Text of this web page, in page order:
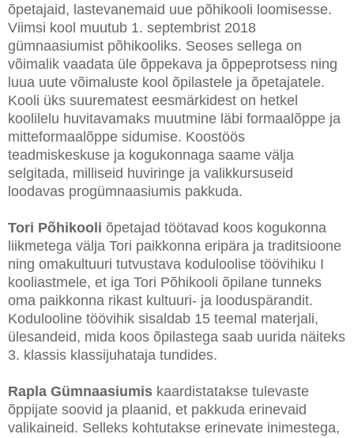
õpetajaid, lastevanemaid uue põhikooli loomisesse.
Viimsi kool muutub 1. septembrist 2018
gümnaasiumist põhikooliks. Seoses sellega on
võimalik vaadata üle õppekava ja õppeprotsess ning
luua uute võimaluste kool õpilastele ja õpetajatele.
Kooli üks suurematest eesmärkidest on hetkel
koolilelu huvitavamaks muutmine läbi formaalõppe ja
mitteformaalõppe sidumise. Koostöös
teadmiskeskuse ja kogukonnaga saame välja
selgitada, milliseid huviringe ja valikkursuseid
loodavas progümnaasiumis pakkuda.
Tori Põhikooli õpetajad töötavad koos kogukonna
liikmetega välja Tori paikkonna eripära ja traditsioone
ning omakultuuri tutvustava koduloolise töövihiku I
kooliastmele, et iga Tori Põhikooli õpilane tunneks
oma paikkonna rikast kultuuri- ja looduspärandit.
Kodulooline töövihik sisaldab 15 teemal materjali,
ülesandeid, mida koos õpilastega saab uurida näiteks
3. klassis klassijuhataja tundides.
Rapla Gümnaasiumis kaardistatakse tulevaste
õppijate soovid ja plaanid, et pakkuda erinevaid
valikaineid. Selleks kohtutakse erinevate inimestega,